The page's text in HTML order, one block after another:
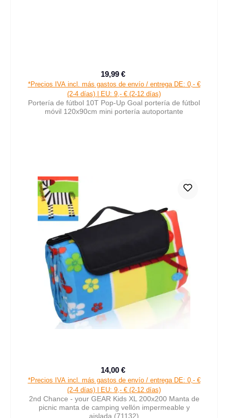
Precio de venta:
19,99 €
*Precios IVA incl. más gastos de envío / entrega DE: 0,- €
(2-4 días) | EU: 9,- € (2-12 días)
Portería de fútbol 10T Pop-Up Goal portería de fútbol
móvil 120x90cm mini portería autoportante
Precio de venta:
14,00 €
*Precios IVA incl. más gastos de envío / entrega DE: 0,- €
(2-4 días) | EU: 9,- € (2-12 días)
2nd Chance - your GEAR Kids XL 200x200 Manta de
picnic manta de camping vellón impermeable y
aislada (71132)